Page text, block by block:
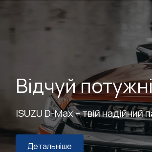
Відчуй
ISUZU D-Max – твій надійний
Детальніше